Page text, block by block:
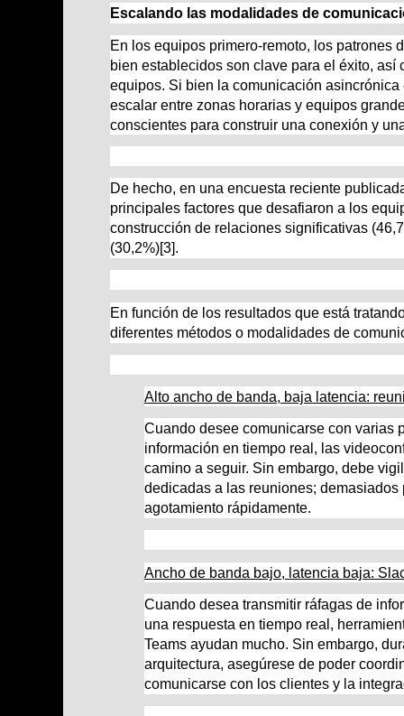
Escalando las modalidades de
En los equipos primero-remoto, los patrones
bien establecidos son clave para el éxito, así
equipos. Si bien la comunicación asincrónica
escalar entre zonas horarias y equipos
conscientes para construir una conexión y
De hecho, en una encuesta reciente
principales factores que desafiaron a los
construcción de relaciones significativas
(30,2%)[3].
En función de los resultados que está
diferentes métodos o modalidades de
Alto ancho de banda, baja latencia:
Cuando desee comunicarse con varias
información en tiempo real, las
camino a seguir. Sin embargo, debe
dedicadas a las reuniones; demasiados
agotamiento rápidamente.
Ancho de banda bajo, latencia baja:
Cuando desea transmitir ráfagas de
una respuesta en tiempo real,
Teams ayudan mucho. Sin embargo,
arquitectura, asegúrese de poder
comunicarse con los clientes y la